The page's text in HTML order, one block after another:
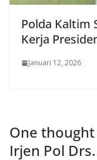
Polda Kaltim
Kerja
Januari 12, 2026
One thought
Irjen Pol